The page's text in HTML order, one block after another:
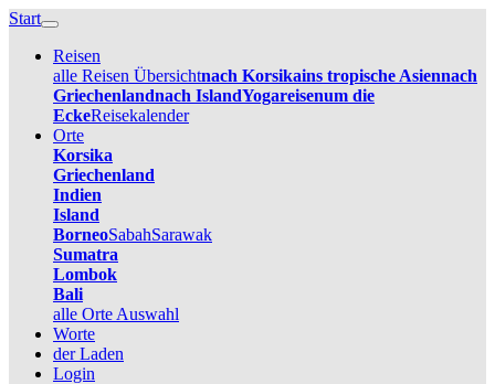
Start
Reisen
alle Reisen Übersichtnach Korsikains tropische Asiennach
Griechenlandnach IslandYogareisenum die
EckeReisekalender
Orte
Korsika
Griechenland
Indien
Island
BorneoSabahSarawak
Sumatra
Lombok
Bali
alle Orte Auswahl
Worte
der Laden
Login